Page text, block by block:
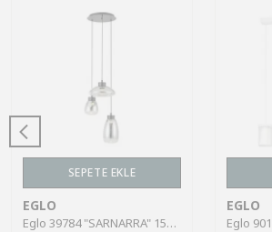
SEPETE EKLE
EGLO
Eglo 39784 "SARNARRA" 150 Cm Yüksekliğinde 46.5 Cm Çapında Çelik Sarkıt Avize
EGLO